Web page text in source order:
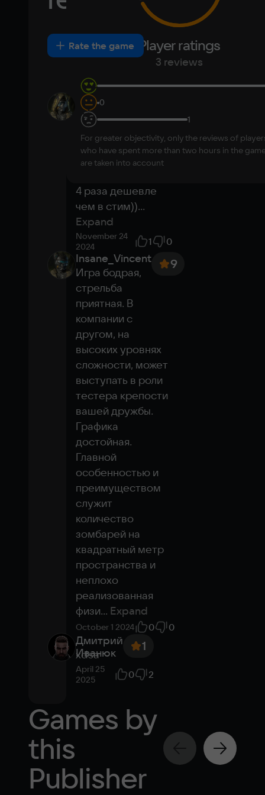
Memory
Video card
Space
50 ГБ
Other
DirectX(R): 11, Звуковая карта: совместимая
c DirectX
Korean
Japanese
Turkish
Most
helpfulNewPositiveNeutralNegative
Rate the game
id10755647
Класс! Спасибо
за такую
возможность
купить дешево
4 раза дешевле
чем в стим))...
Expand
November 24
2024
1 0
Insane_Vincent 9
Игра бодрая,
стрельба
приятная. В
компании с
другом, на
высоких уровнях
сложности, может
выступать в роли
тестера крепости
вашей дружбы.
Графика
достойная.
Главной
особенностью и
преимуществом
служит
количество
зомбарей на
квадратный метр
пространства и
неплохо
реализованная
физи... Expand
October 1 2024 0 0
Дмитрий
Иванюк
1
xdsa
April 25
2025
0 2
Player ratings
3 reviews
0
1
For greater objectivity, only the reviews of
who have spent more than two hours in the
are taken into account
Games by
this
Publisher